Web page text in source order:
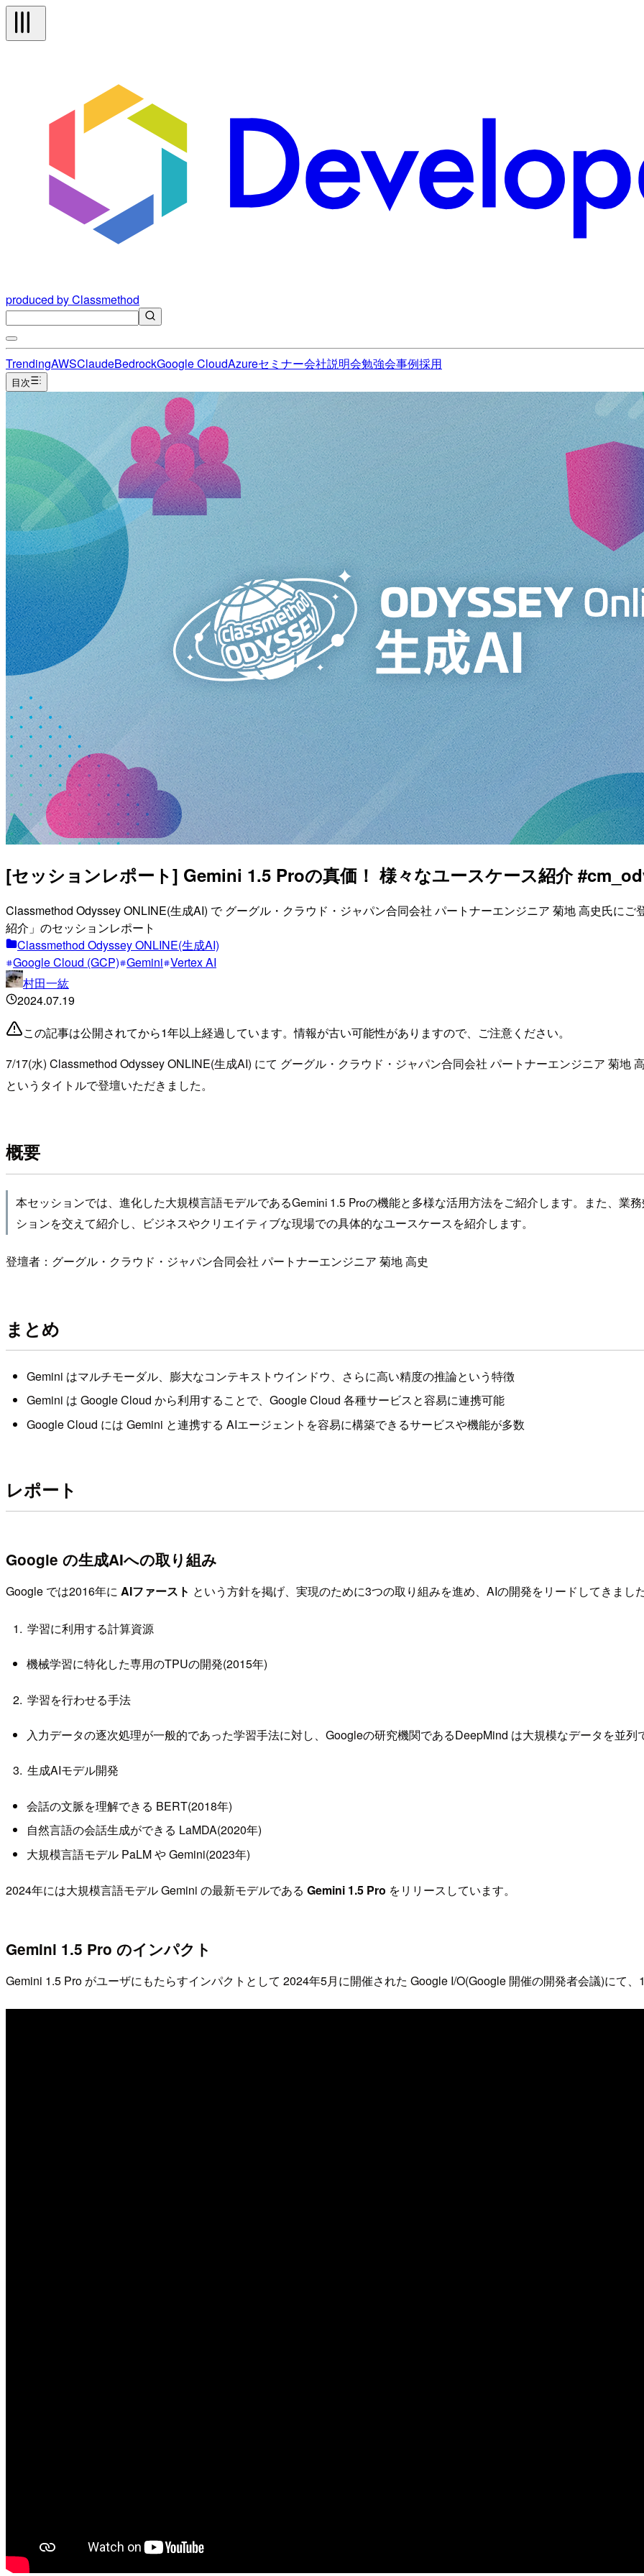
produced by Classmethod
TrendingAWSClaudeBedrockGoogle CloudAzureセミナー会社説明会勉強会事例採用
目次
[セッションレポート] Gemini 1.5 Proの真価！ 様々なユースケース紹介
Classmethod Odyssey ONLINE(生成AI) で グーグル・クラウド・ジャパン合同会社 パートナーエンジニア 菊地 高史氏に
紹介」のセッションレポート
Classmethod Odyssey ONLINE(生成AI)
Google Cloud (GCP) Gemini Vertex AI
村田一紘
2024.07.19
この記事は公開されてから1年以上経過しています。情報が古い可能性がありますので、ご注意ください。
7/17(水) Classmethod Odyssey ONLINE(生成AI) にて グーグル・クラウド・ジャパン合同会社 パートナーエンジニア 菊地
というタイトルで登壇いただきました。
概要
本セッションでは、進化した大規模言語モデルであるGemini 1.5 Proの機能と多様な活用方法をご紹介します。また、業
ションを交えて紹介し、ビジネスやクリエイティブな現場での具体的なユースケースを紹介します。
登壇者：グーグル・クラウド・ジャパン合同会社 パートナーエンジニア 菊地 高史
まとめ
Gemini はマルチモーダル、膨大なコンテキストウインドウ、さらに高い精度の推論という特徴
Gemini は Google Cloud から利用することで、Google Cloud 各種サービスと容易に連携可能
Google Cloud には Gemini と連携する AIエージェントを容易に構築できるサービスや機能が多数
レポート
Google の生成AIへの取り組み
Google では2016年に AIファースト という方針を掲げ、実現のために3つの取り組みを進め、AIの開発をリードしてきまし
学習に利用する計算資源
機械学習に特化した専用のTPUの開発(2015年)
学習を行わせる手法
入力データの逐次処理が一般的であった学習手法に対し、Googleの研究機関であるDeepMind は大規模なデータを並列
生成AIモデル開発
会話の文脈を理解できる BERT(2018年)
自然言語の会話生成ができる LaMDA(2020年)
大規模言語モデル PaLM や Gemini(2023年)
2024年には大規模言語モデル Gemini の最新モデルである Gemini 1.5 Pro をリリースしています。
Gemini 1.5 Pro のインパクト
Gemini 1.5 Pro がユーザにもたらすインパクトとして 2024年5月に開催された Google I/O(Google 開催の開発者会議)にて